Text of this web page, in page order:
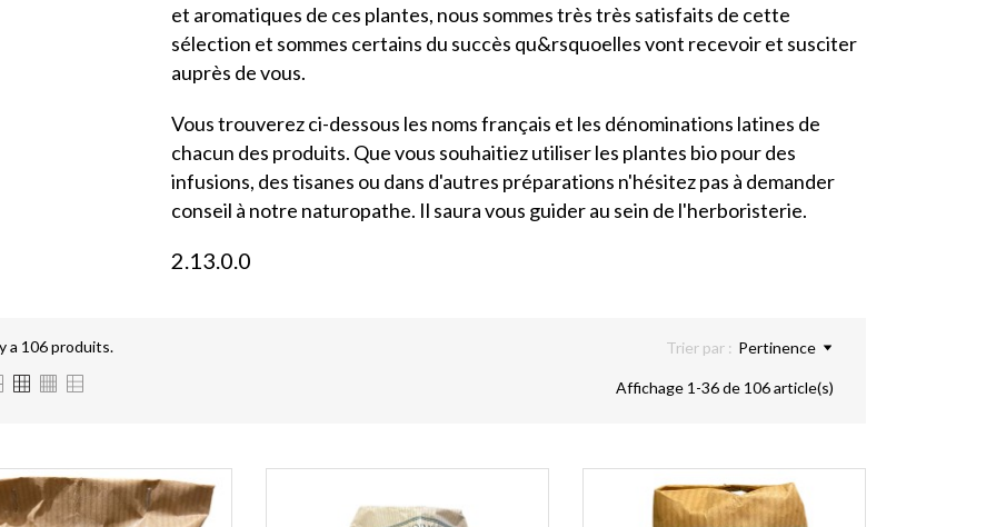
et aromatiques de ces plantes, nous sommes très très satisfaits de cette
sélection et sommes certains du succès qu&rsquoelles vont recevoir et susciter
auprès de vous.
Vous trouverez ci-dessous les noms français et les dénominations latines de
chacun des produits. Que vous souhaitiez utiliser les plantes bio pour des
infusions, des tisanes ou dans d'autres préparations n'hésitez pas à demander
conseil à notre naturopathe. Il saura vous guider au sein de l'herboristerie.
2.13.0.0
a 106 produits. Trier par : Pertinence
Affichage 1-36 de 106 article(s)